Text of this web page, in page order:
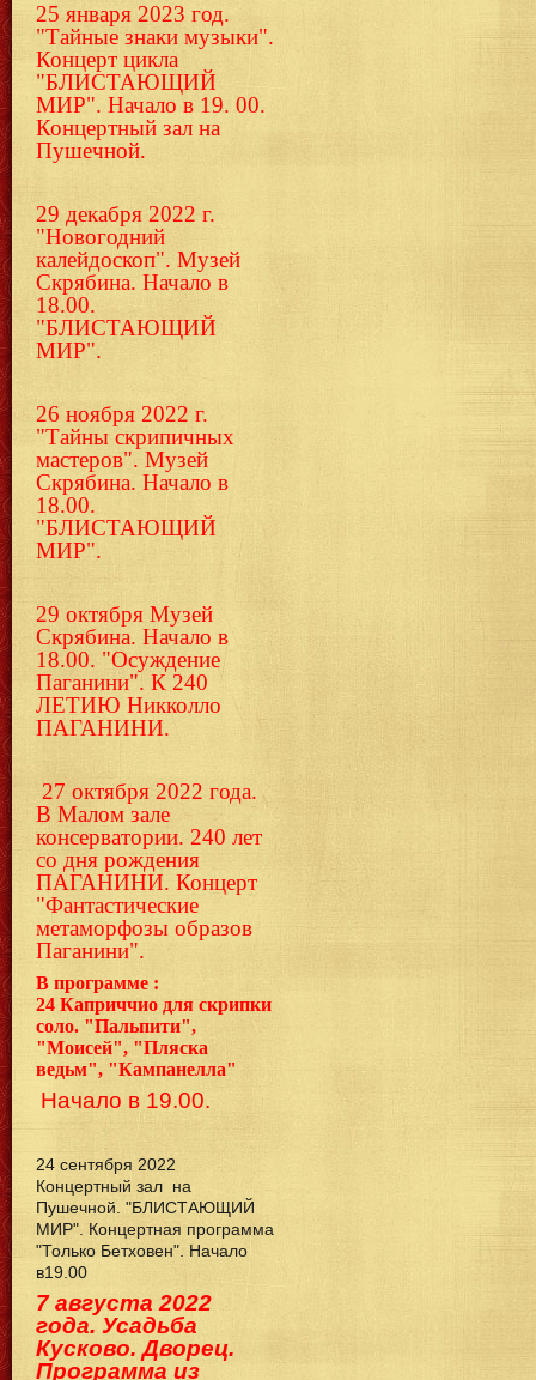
25 января 2023 год.
"Тайные знаки музыки".
Концерт цикла
"БЛИСТАЮЩИЙ
МИР". Начало в 19. 00.
Концертный зал на
Пушечной.
29 декабря 2022 г.
"Новогодний
калейдоскоп". Музей
Скрябина. Начало в
18.00.
"БЛИСТАЮЩИЙ
МИР".
26 ноября 2022 г.
"Тайны скрипичных
мастеров". Музей
Скрябина. Начало в
18.00.
"БЛИСТАЮЩИЙ
МИР".
29 октября Музей
Скрябина. Начало в
18.00. "Осуждение
Паганини". К 240
ЛЕТИЮ Никколло
ПАГАНИНИ.
27 октября 2022 года.
В Малом зале
консерватории. 240 лет
со дня рождения
ПАГАНИНИ. Концерт
"Фантастические
метаморфозы образов
Паганини".
В программе :
24 Каприччио для скрипки
соло. "Пальпити",
"Моисей", "Пляска
ведьм", "Кампанелла"
Начало в 19.00.
24 сентября 2022
Концертный зал на
Пушечной. "БЛИСТАЮЩИЙ
МИР". Концертная программа
"Только Бетховен". Начало
в19.00
7 августа 2022
года. Усадьба
Кусково. Дворец.
Программа из